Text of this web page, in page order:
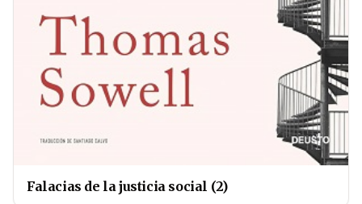
Falacias de la justicia social (2)